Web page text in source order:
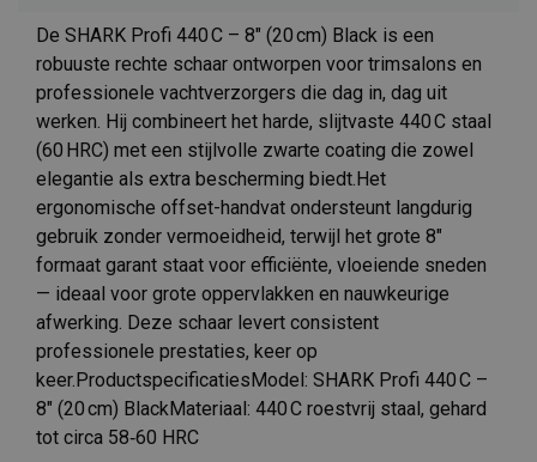
De SHARK Profi 440 C – 8″ (20 cm) Black is een
robuuste rechte schaar ontworpen voor trimsalons en
professionele vachtverzorgers die dag in, dag uit
werken. Hij combineert het harde, slijtvaste 440 C staal
(60 HRC) met een stijlvolle zwarte coating die zowel
elegantie als extra bescherming biedt.Het
ergonomische offset-handvat ondersteunt langdurig
gebruik zonder vermoeidheid, terwijl het grote 8″
formaat garant staat voor efficiënte, vloeiende sneden
— ideaal voor grote oppervlakken en nauwkeurige
afwerking. Deze schaar levert consistent
professionele prestaties, keer op
keer.ProductspecificatiesModel: SHARK Profi 440 C –
8″ (20 cm) BlackMateriaal: 440 C roestvrij staal, gehard
tot circa 58‑60 HRC